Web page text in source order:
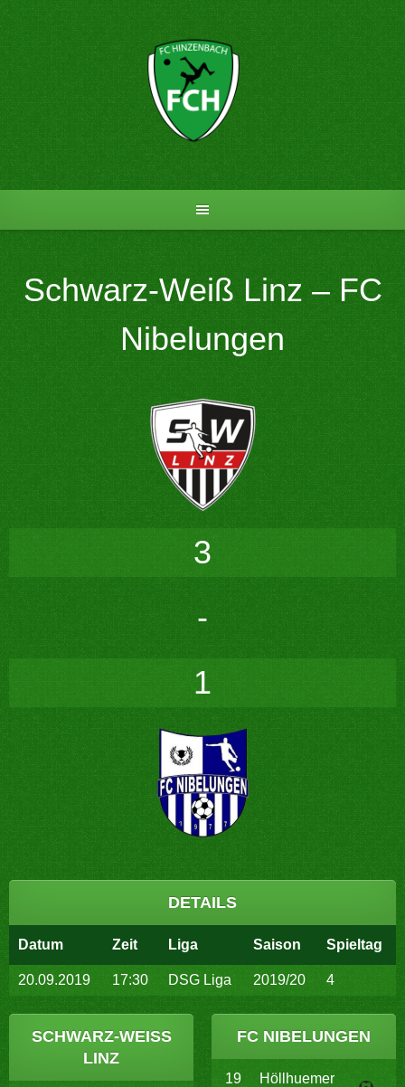
to
Schwarz-Weiß Linz – FC
Nibelungen
3
-
1
DETAILS
Datum Zeit Liga Saison Spieltag
20.09.2019 17:30 DSG Liga 2019/20 4
SCHWARZ-WEISS L
INZ
FC NIBELUNGEN
19
Höllhuemer